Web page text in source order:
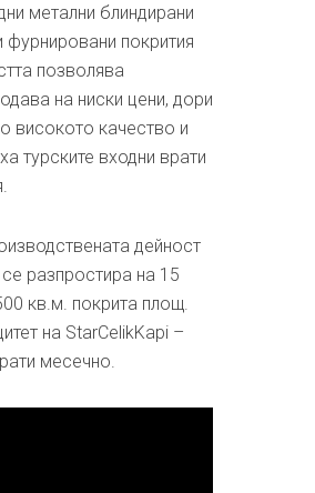
метални блиндирани
фурнировани покрития
позволява
на ниски цени, дори
високото качество и
турските входни врати
дейност
разпростира на 15
кв.м. покрита площ.
на StarCelikKapi –
месечно.